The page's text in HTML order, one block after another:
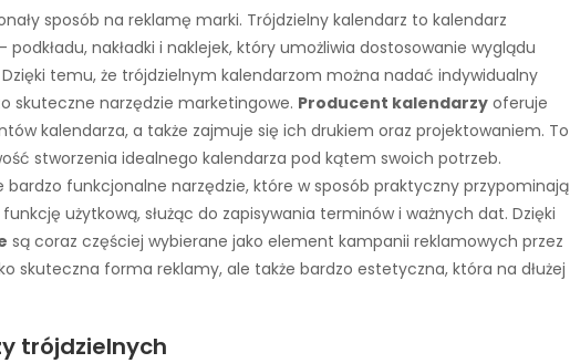
sposób na reklamę marki. Trójdzielny kalendarz to kalendarz
podkładu, nakładki i naklejek, który umożliwia dostosowanie wyglądu
temu, że trójdzielnym kalendarzom można nadać indywidualny
skuteczne narzędzie marketingowe. Producent kalendarzy oferuje
kalendarza, a także zajmuje się ich drukiem oraz projektowaniem. To
stworzenia idealnego kalendarza pod kątem swoich potrzeb.
bardzo funkcjonalne narzędzie, które w sposób praktyczny przypominają
użytkową, służąc do zapisywania terminów i ważnych dat. Dzięki
są coraz częściej wybierane jako element kampanii reklamowych przez
skuteczna forma reklamy, ale także bardzo estetyczna, która na dłużej
trójdzielnych